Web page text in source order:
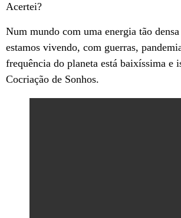
Acertei?
Num mundo com uma energia tão
estamos vivendo, com guerras,
frequência do planeta está baixíssima e
Cocriação de Sonhos.